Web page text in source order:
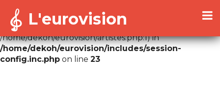
Warning
: Cannot modify header information - headers
already sent by (output started at
/home/dekoh/eurovision/artistes.php:1) in
/home/dekoh/eurovision/includes/session-
config.inc.php on line 23
L'eurovision